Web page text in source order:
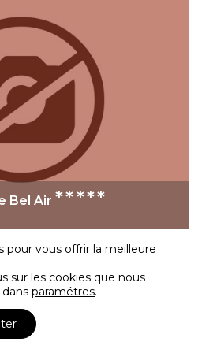
Cette organisation
visiteurs qui
Bretagne à un rythme
de Pendruc correspond
vers le littoral, la
séjour en camping.
Bel Air*****
pour vous offrir la meilleure
sur les cookies que nous
paramétres.